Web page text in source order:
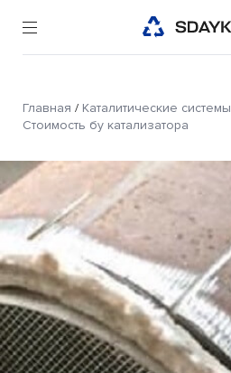
Главная / Каталитические системы
Стоимость бу катализатора